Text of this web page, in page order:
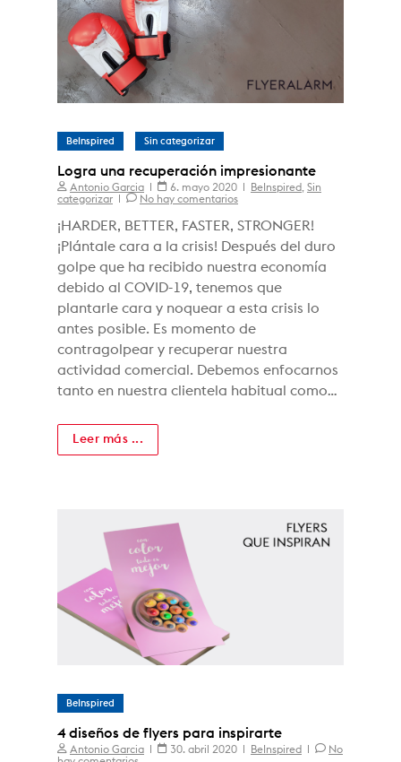
BeInspired Sin categorizar
Logra una recuperación impresionante
Antonio Garcia 6. mayo 2020 BeInspired, Sin
categorizar
No hay comentarios
¡HARDER, BETTER, FASTER, STRONGER!
¡Plántale cara a la crisis! Después del duro
golpe que ha recibido nuestra economía
debido al COVID-19, tenemos que
plantarle cara y noquear a esta crisis lo
antes posible. Es momento de
contragolpear y recuperar nuestra
actividad comercial. Debemos enfocarnos
tanto en nuestra clientela habitual como…
Leer más ...
BeInspired
4 diseños de flyers para inspirarte
Antonio Garcia 30. abril 2020 BeInspired
No